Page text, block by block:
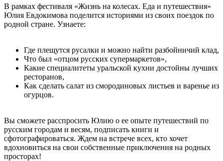
В рамках фестиваля «Жизнь на колесах. Еда и путешествия»
Юлия Евдокимова поделится историями из своих поездок по
родной стране. Узнаете:
Где плещутся русалки и можно найти разбойничий клад,
Что был «отцом русских супермаркетов»,
Какие специалитеты уральской кухни достойны лучших
ресторанов,
Как сделать салат из смородиновых листьев и варенье из
огурцов.
Вы сможете расспросить Юлию о ее опыте путешествий по
русским городам и весям, подписать книги и
сфотографироваться. Ждем на встрече всех, кто хочет
вдохновиться на свои собственные приключения на родных
просторах!